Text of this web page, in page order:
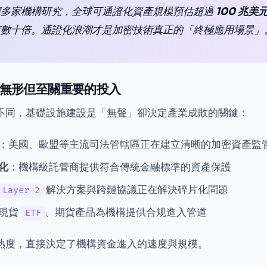
家機構研究，全球可通證化資產規模預估超過 100 兆美
十倍。通證化浪潮才是加密技術真正的「終極應用場景」
形但至關重要的投入
，基礎設施建設是「無聲」卻決定產業成敗的關鍵：
美國、歐盟等主流司法管轄區正在建立清晰的加密資產監
：機構級託管商提供符合傳統金融標準的資產保護
Layer 2 解決方案與跨鏈協議正在解決碎片化問題
貨
ETF 、期貨產品為機構提供合规進入管道
，直接決定了機構資金進入的速度與規模。